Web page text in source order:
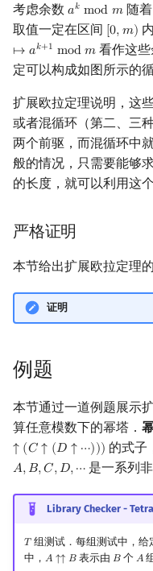
考虑余数 𝑎𝑘 mod 𝑚
ak mod m 随着
取值一定在区间 [0,𝑚)
[0, m)
↦ 𝑎𝑘+1 mod𝑚 看作这
定可以构成如图所示的循
扩展欧拉定理说明，这
或者混循环（第二、三
两个前驱，而混循环中
般的情况，只需要能够
的长度，就可以利用这
严格证明
本节给出扩展欧拉定理
证明
例题
本节通过一道例题展示
算任意模数下的幂塔．
↑ (𝐶 ↑ (𝐷 ↑ ⋯))) 的式子
𝐴,𝐵,𝐶,𝐷,⋯
A,B,C,D,⋯ 是一系列
Library Checker -
𝑇
T组测试．每组测试中，给
中， 𝐴 ↑↑ 𝐵
A↑↑B表示由 𝐵
B个 𝐴
A